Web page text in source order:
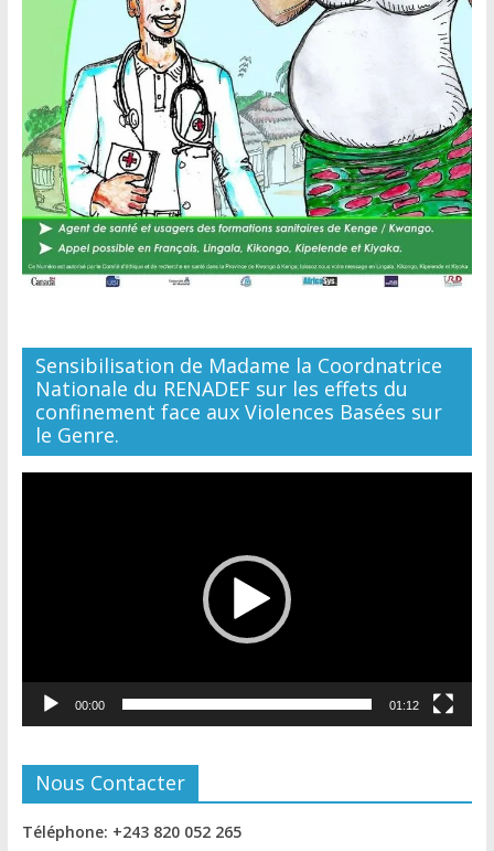
Sensibilisation de Madame la Coordnatrice
Nationale du RENADEF sur les effets du
confinement face aux Violences Basées sur
le Genre.
00:00 01:12
Nous Contacter
Téléphone: +243 820 052 265